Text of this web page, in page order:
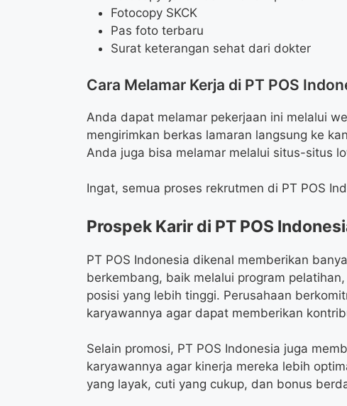
Fotocopy SKCK
Pas foto terbaru
Surat keterangan sehat dari dokter
Cara Melamar Kerja di PT POS
Anda dapat melamar pekerjaan ini melalui
mengirimkan berkas lamaran langsung ke
Anda juga bisa melamar melalui situs-situs
Ingat, semua proses rekrutmen di PT POS
Prospek Karir di PT POS
PT POS Indonesia dikenal memberikan
berkembang, baik melalui program
posisi yang lebih tinggi. Perusahaan
karyawannya agar dapat memberikan
Selain promosi, PT POS Indonesia juga
karyawannya agar kinerja mereka lebih
yang layak, cuti yang cukup, dan bonus